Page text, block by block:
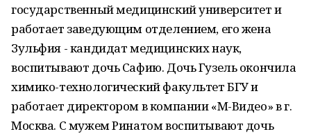
государственный медицинский университет и
работает заведующим отделением, его жена
Зульфия - кандидат медицинских наук,
воспитывают дочь Сафию. Дочь Гузель окончила
химико-технологический факультет БГУ и
работает директором в компании «М-Видео» в г.
Москва. С мужем Ринатом воспитывают дочь